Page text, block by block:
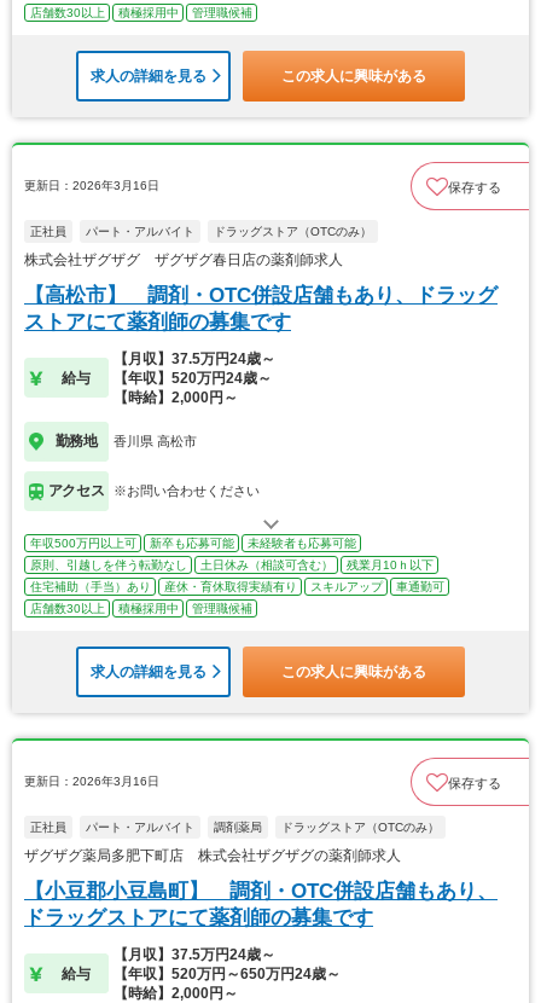
店舗数30以上 積極採用中 管理職候補
求人の詳細を見る この求人に興味がある
更新日：2026年3月16日 保存する
正社員 パート・アルバイト ドラッグストア（OTCのみ）
株式会社ザグザグ ザグザグ春日店の薬剤師求人
【高松市】 調剤・OTC併設店舗もあり、ドラッグ
ストアにて薬剤師の募集です
給与
【月収】37.5万円24歳～
【年収】520万円24歳～
【時給】2,000円～
勤務地 香川県 高松市
アクセス ※お問い合わせください
年収500万円以上可 新卒も応募可能
未経験者も応募可能
原則、引越しを伴う転勤なし
土日休み（相談可含む）
残業月10ｈ以下
住宅補助（手当）あり
産休・育休取得実績有り スキルアップ
車通勤可
店舗数30以上
積極採用中 管理職候補
求人の詳細を見る この求人に興味がある
更新日：2026年3月16日 保存する
正社員 パート・アルバイト 調剤薬局 ドラッグストア（OTCのみ）
ザグザグ薬局多肥下町店 株式会社ザグザグの薬剤師求人
【小豆郡小豆島町】 調剤・OTC併設店舗もあり、
ドラッグストアにて薬剤師の募集です
給与
【月収】37.5万円24歳～
【年収】520万円～650万円24歳～
【時給】2,000円～